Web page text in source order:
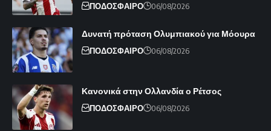
ΠΟΔΟΣΦΑΙΡΟ 06/08/2026
Δυνατή πρόταση Ολυμπιακού για Μόουρα
ΠΟΔΟΣΦΑΙΡΟ 06/08/2026
Κανονικά στην Ολλανδία ο Ρέτσος
ΠΟΔΟΣΦΑΙΡΟ 06/08/2026